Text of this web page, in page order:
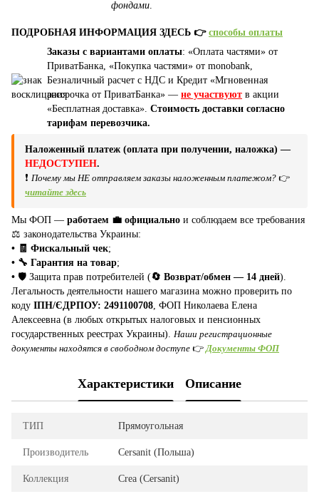
фондами
ПОДРОБНАЯ ИНФОРМАЦИЯ ЗДЕСЬ 👉 способы оплаты
Заказы с вариантами оплаты: «Оплата частями» от
ПриватБанка, «Покупка частями» от monobank,
Безналичный расчет с НДС и Кредит «Мгновенная
рассрочка от ПриватБанка» — не участвуют в акции
«Бесплатная доставка». Стоимость доставки согласно
тарифам перевозчика.
Наложенный платеж (оплата при получении, наложка) —
НЕДОСТУПЕН.
❗ Почему мы НЕ отправляем заказы наложенным платежом? 👉
читайте здесь
Мы ФОП — работаем 💼 официально и соблюдаем все требования
⚖️ законодательства Украины:
• 🧾 Фискальный чек;
• 🔧 Гарантия на товар;
• 🛡️ Защита прав потребителей (🔄 Возврат/обмен — 14 дней).
Легальность деятельности нашего магазина можно проверить по
коду ІПН/ЄДРПОУ: 2491100708 , ФОП Николаева Елена
Алексеевна (в любых открытых налоговых и пенсионных
государственных реестрах Украины). Наши регистрационные
документы находятся в свободном доступе 👉 Документы ФОП
Характеристики Описание
ТИП Прямоугольная
Производитель Cersanit (Польша)
Коллекция Crea (Cersanit)